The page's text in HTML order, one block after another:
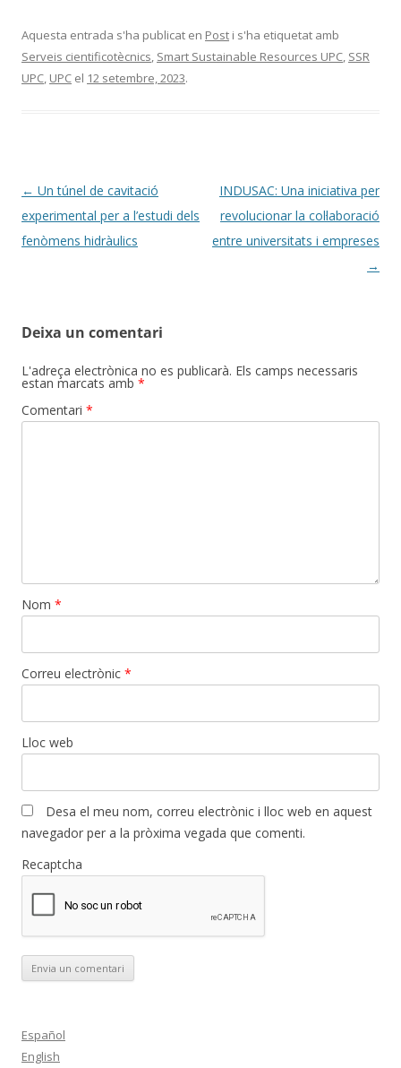
Aquesta entrada s'ha publicat en Post i s'ha etiquetat amb
Serveis cientificotècnics Smart Sustainable Resources UPC SSR
UPC UPC el 12 setembre, 2023.
Navegació
per
les
← Un túnel de cavitació
experimental per a l’estudi dels
fenòmens hidràulics
INDUSAC: Una iniciativa per
revolucionar la col·laboració
entre universitats i empreses
→
Deixa un comentari
L'adreça electrònica no es publicarà. Els camps necessaris
estan marcats amb *
Comentari *
Nom *
Correu electrònic *
Lloc web
Desa el meu nom, correu electrònic i lloc web en aquest
navegador per a la pròxima vegada que comenti.
Recaptcha
Español
English